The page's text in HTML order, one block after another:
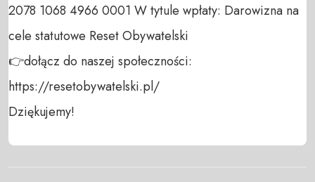
2078 1068 4966 0001 W tytule wpłaty: Darowizna na
cele statutowe Reset Obywatelski
👉dołącz do naszej społeczności:
https://resetobywatelski.pl/
Dziękujemy!